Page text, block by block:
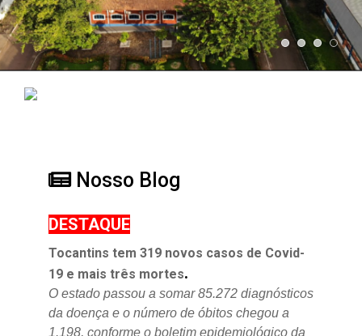
Nosso Blog
DESTAQUE
Tocantins tem 319 novos casos de Covid-
19 e mais três mortes.
O estado passou a somar 85.272 diagnósticos
da doença e o número de óbitos chegou a
1.198, conforme o boletim epidemiológico da